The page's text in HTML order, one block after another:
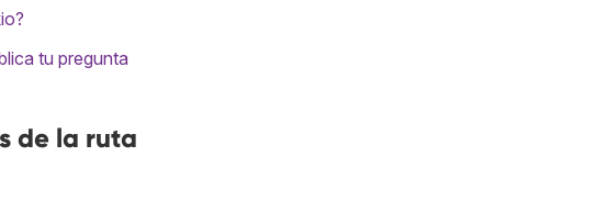
tu pregunta
de la ruta